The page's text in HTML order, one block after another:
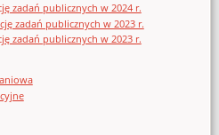
zadań publicznych w 2024 r.
zadań publicznych w 2023 r.
zadań publicznych w 2023 r.